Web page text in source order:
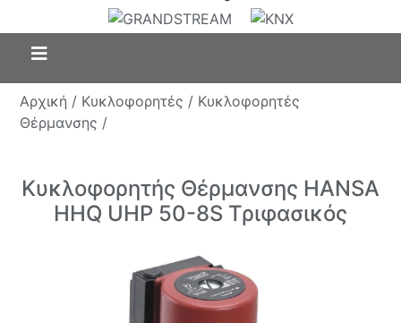
Αρχική / Κυκλοφορητές / Κυκλοφορητές
Θέρμανσης /
Κυκλοφορητής Θέρμανσης HANSA
HHQ UHP 50-8S Τριφασικός